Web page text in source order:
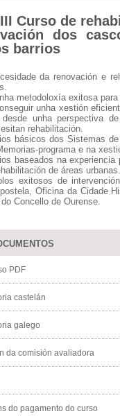
Curso de
dos
barrios
da renovación e
metodoloxía exitosa
unha xestión
unha perspectiva
rehabilitación.
básicos dos Sistemas
programa e na
baseados na
de áreas urbanas.
exitosos de
Oficina da Cidade
Concello de Ourense.
PDF
castelán
galego
da comisión avaliadora
do pagamento do curso